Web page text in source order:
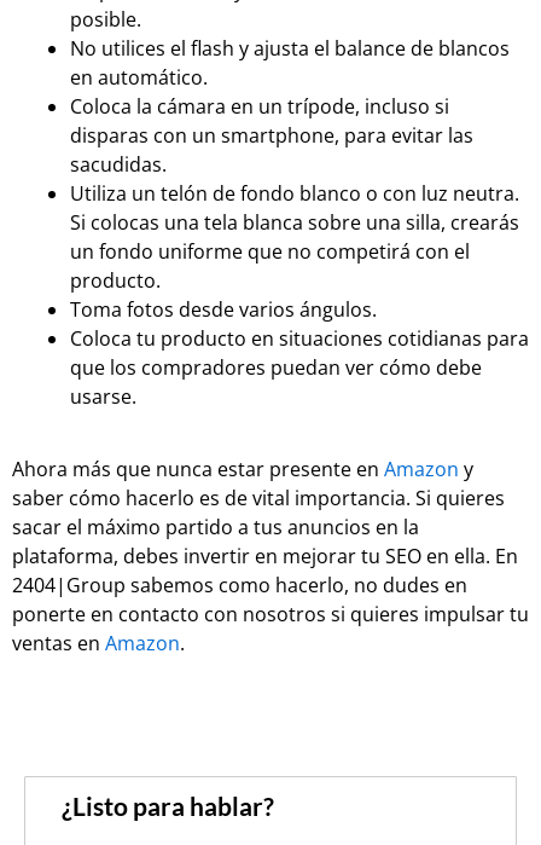
posible.
No utilices el flash y ajusta el balance de blancos
en automático.
Coloca la cámara en un trípode, incluso si
disparas con un smartphone, para evitar las
sacudidas.
Utiliza un telón de fondo blanco o con luz neutra.
Si colocas una tela blanca sobre una silla, crearás
un fondo uniforme que no competirá con el
producto.
Toma fotos desde varios ángulos.
Coloca tu producto en situaciones cotidianas para
que los compradores puedan ver cómo debe
usarse.
Ahora más que nunca estar presente en Amazon y
saber cómo hacerlo es de vital importancia. Si quieres
sacar el máximo partido a tus anuncios en la
plataforma, debes invertir en mejorar tu SEO en ella. En
2404|Group sabemos como hacerlo, no dudes en
ponerte en contacto con nosotros si quieres impulsar tu
ventas en Amazon.
¿Listo para hablar?